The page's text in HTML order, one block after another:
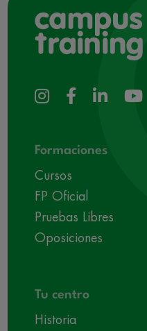
Formaciones
Cursos
FP Oficial
Pruebas Libres
Oposiciones
Tu centro
Historia